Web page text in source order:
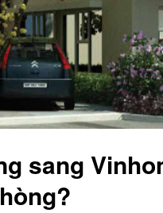
sang